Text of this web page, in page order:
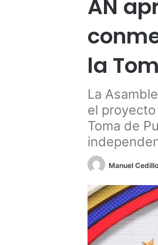
AN
la
La
el
Toma de
Manuel Cedillo